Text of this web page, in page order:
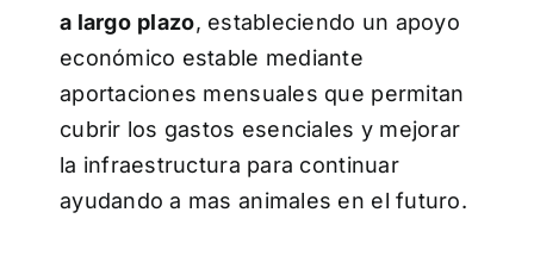
a largo plazo, estableciendo un apoyo
económico estable mediante
aportaciones mensuales que permitan
cubrir los gastos esenciales y mejorar
la infraestructura para continuar
ayudando a mas animales en el futuro.